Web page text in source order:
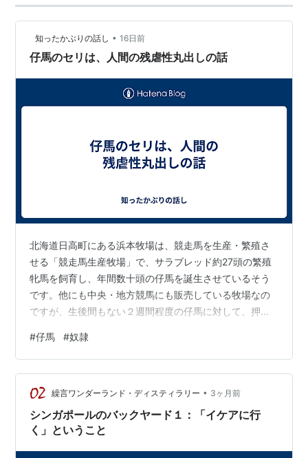
知ったかぶりの話し • 16日前
仔馬のセリは、人間の残虐性丸出しの話
北海道日高町にある浜本牧場は、競走馬を生産・繁殖さ
せる「競走馬生産牧場」で、サラブレッド約27頭の繁殖
牝馬を飼育し、年間数十頭の仔馬を誕生させているそう
です。他にも中央・地方競馬にも販売している牧場なの
ですが、生後間もない２週間程度の仔馬に対して、押し
に人間に服従する馬に調教する場面がSNSに偶然公開さ
れたことで虐待事例として指摘されました。浜本牧場の
動画には、4代目社長が生後２週間足らずの仔馬に対して
殴打や蹴る動作が写り込んでおり、多くの視聴者に衝撃
を与えました。が、４代目は、完全に居直って、自論を
述べたというより指摘した人々を非難したことか…
#仔馬 #奴隷
繰言ワンダーランド・ディスティラリー • 3ヶ月前
シンガポールのバックヤード１：「イケアに行
く」ということ